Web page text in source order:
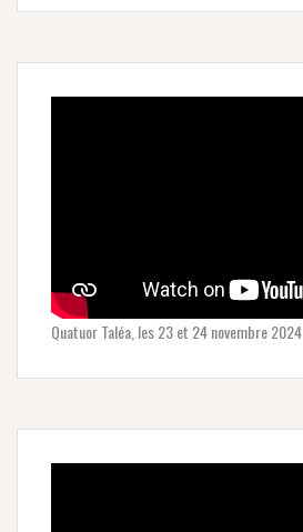
Quatuor Taléa, les 23 et 24 novembre 2024